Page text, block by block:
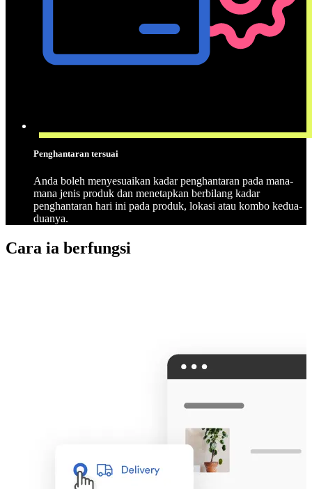
Penghantaran tersuai
Anda boleh menyesuaikan kadar penghantaran pada mana-
mana jenis produk dan menetapkan berbilang kadar
penghantaran hari ini pada produk, lokasi atau kombo kedua-
duanya.
Cara ia berfungsi